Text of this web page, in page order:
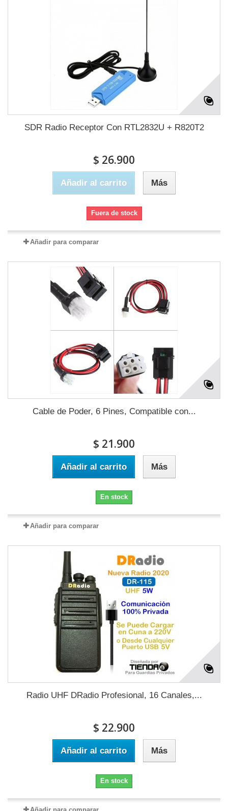
SDR Radio Receptor Con RTL2832U + R820T2
$ 26.900
Añadir al carrito Más
Fuera de stock
Añadir para comparar
Cable de Poder, 6 Pines, Compatible con...
$ 21.900
Añadir al carrito Más
En stock
Añadir para comparar
Radio UHF DRadio Profesional, 16 Canales,...
$ 22.900
Añadir al carrito Más
En stock